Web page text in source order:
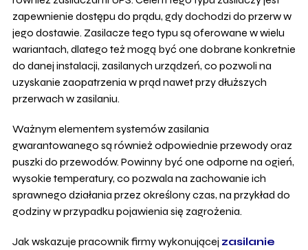
zapewnienie dostępu do prądu, gdy dochodzi do przerw w
jego dostawie. Zasilacze tego typu są oferowane w wielu
wariantach, dlatego też mogą być one dobrane konkretnie
do danej instalacji, zasilanych urządzeń, co pozwoli na
uzyskanie zaopatrzenia w prąd nawet przy dłuższych
przerwach w zasilaniu.
Ważnym elementem systemów zasilania
gwarantowanego są również odpowiednie przewody oraz
puszki do przewodów. Powinny być one odporne na ogień,
wysokie temperatury, co pozwala na zachowanie ich
sprawnego działania przez określony czas, na przykład do
godziny w przypadku pojawienia się zagrożenia.
Jak wskazuje pracownik firmy wykonującej zasilanie